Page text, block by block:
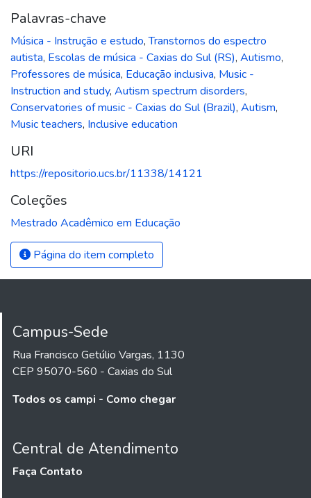
Palavras-chave
Música - Instrução e estudo,Transtornos do espectro
autista, Escolas de música - Caxias do Sul (RS), Autismo,
Professores de música, Educação inclusiva, Music -
Instruction and study, Autism spectrum disorders,
Conservatories of music - Caxias do Sul (Brazil), Autism,
Music teachers, Inclusive education
URI
https://repositorio.ucs.br/11338/14121
Coleções
Mestrado Acadêmico em Educação
Página do item completo
Campus-Sede
Rua Francisco Getúlio Vargas, 1130
CEP 95070-560 - Caxias do Sul
Todos os campi - Como chegar
Central de Atendimento
Faça Contato